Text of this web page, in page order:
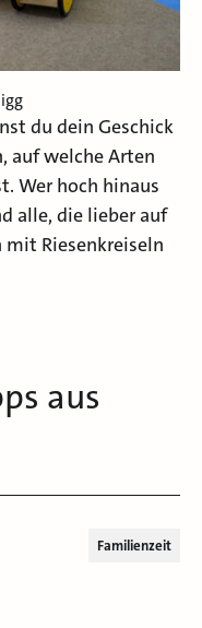
du dein Geschick
auf welche Arten
Wer hoch hinaus
alle, die lieber auf
mit Riesenkreiseln
aus
Familienzeit